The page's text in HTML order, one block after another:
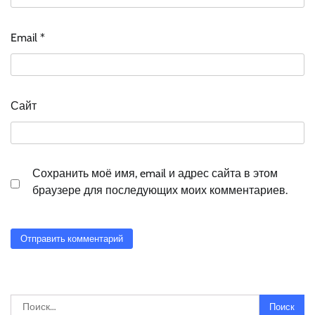
Email *
Сайт
Сохранить моё имя, email и адрес сайта в этом
браузере для последующих моих комментариев.
Найти: